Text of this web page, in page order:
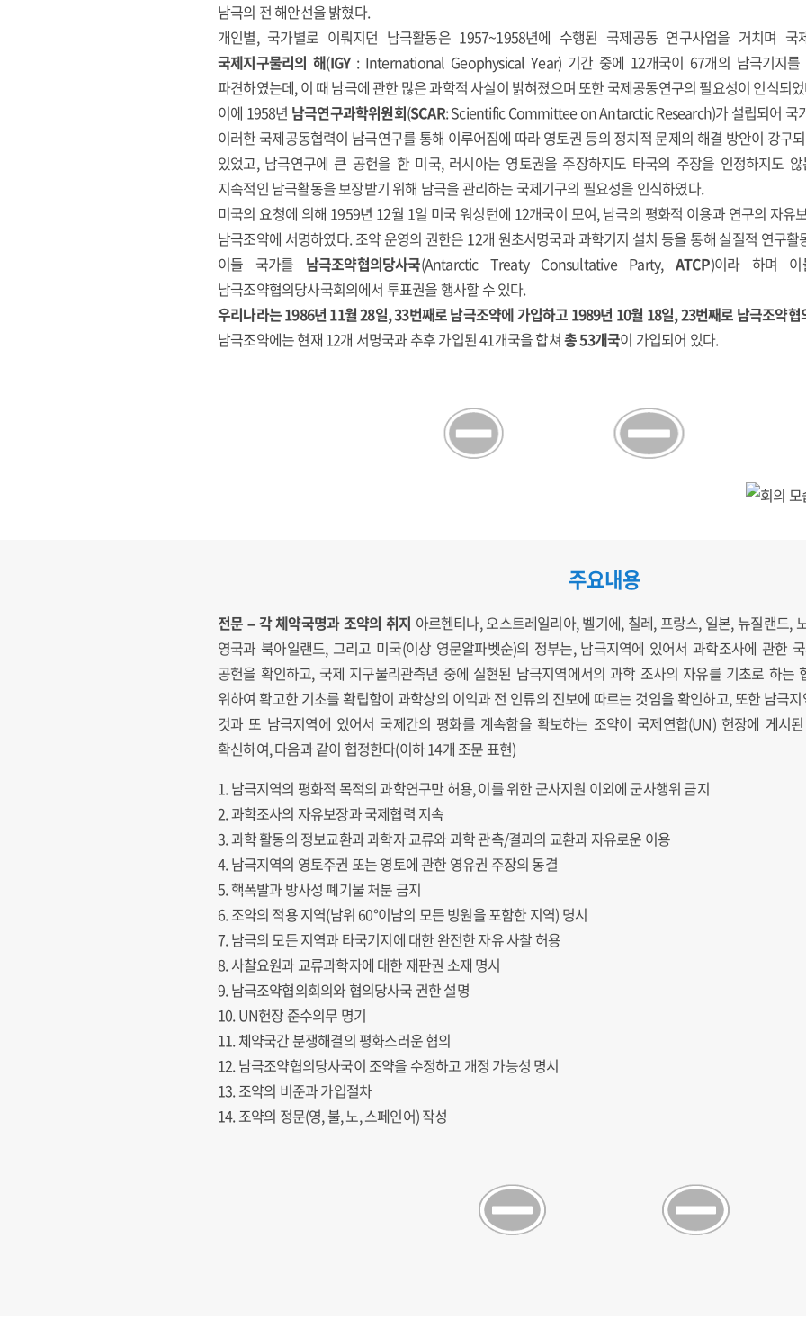
남극의 전 해안선을 밝혔다.
개인별, 국가별로 이뤄지던 남극활동은 1957~1958년에 수행된 국제공동 연구사업을 거치며
국제지구물리의 해(IGY: International Geophysical Year) 기간 중에 12개국이 67개의 남극기지를
파견하였는데, 이 때 남극에 관한 많은 과학적 사실이 밝혀졌으며 또한 국제공동연구의 필요성이 인식되
이에 1958년 남극연구과학위원회(SCAR: Scientific Committee on Antarctic Research)가 설립되어 국
이러한 국제공동협력이 남극연구를 통해 이루어짐에 따라 영토권 등의 정치적 문제의 해결 방안이 강구
있었고, 남극연구에 큰 공헌을 한 미국, 러시아는 영토권을 주장하지도 타국의 주장을 인정하지도
지속적인 남극활동을 보장받기 위해 남극을 관리하는 국제기구의 필요성을 인식하였다.
미국의 요청에 의해 1959년 12월 1일 미국 워싱턴에 12개국이 모여, 남극의 평화적 이용과 연구의 자유
남극조약에 서명하였다. 조약 운영의 권한은 12개 원초서명국과 과학기지 설치 등을 통해 실질적 연구
이들 국가를 남극조약협의당사국(Antarctic Treaty Consultative Party, ATCP)이라 하며 이
남극조약협의당사국회의에서 투표권을 행사할 수 있다.
우리나라는 1986년 11월 28일, 33번째로 남극조약에 가입하고 1989년 10월 18일, 23번째로 남극조약
남극조약에는 현재 12개 서명국과 추후 가입된 41개국을 합쳐총 53개국이 가입되어 있다.
주요내용
전문 – 각 체약국명과 조약의 취지 아르헨티나, 오스트레일리아, 벨기에, 칠레, 프랑스, 일본, 뉴질랜드,
영국과 북아일랜드, 그리고 미국(이상 영문알파벳순)의 정부는, 남극지역에 있어서 과학조사에 관한
공헌을 확인하고, 국제 지구물리관측년 중에 실현된 남극지역에서의 과학 조사의 자유를 기초로 하는
위하여 확고한 기초를 확립함이 과학상의 이익과 전 인류의 진보에 따르는 것임을 확인하고, 또한 남극
것과 또 남극지역에 있어서 국제간의 평화를 계속함을 확보하는 조약이 국제연합(UN) 헌장에 게시
확신하여, 다음과 같이 협정한다(이하 14개 조문 표현)
1. 남극지역의 평화적 목적의 과학연구만 허용, 이를 위한 군사지원 이외에 군사행위 금지
2. 과학조사의 자유보장과 국제협력 지속
3. 과학 활동의 정보교환과 과학자 교류와 과학 관측/결과의 교환과 자유로운 이용
4. 남극지역의 영토주권 또는 영토에 관한 영유권 주장의 동결
5. 핵폭발과 방사성 폐기물 처분 금지
6. 조약의 적용 지역(남위 60°이남의 모든 빙원을 포함한 지역) 명시
7. 남극의 모든 지역과 타국기지에 대한 완전한 자유 사찰 허용
8. 사찰요원과 교류과학자에 대한 재판권 소재 명시
9. 남극조약협의회의와 협의당사국 권한 설명
10. UN헌장 준수의무 명기
11. 체약국간 분쟁해결의 평화스러운 협의
12. 남극조약협의당사국이 조약을 수정하고 개정 가능성 명시
13. 조약의 비준과 가입절차
14. 조약의 정문(영, 불, 노, 스페인어) 작성